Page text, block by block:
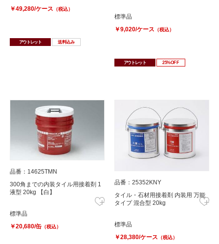
￥49,280/ケース （税込）
アウトレット 送料込み
標準品
￥9,020/ケース （税込）
アウトレット 25%OFF
品番：14625TMN
300角までの内装タイル用接着剤 1
液型 20kg 【白】
標準品
￥20,680/缶 （税込）
品番：25352KNY
タイル・石材用接着剤 内装用 万能
タイプ 混合型 20kg
標準品
￥28,380/ケース （税込）